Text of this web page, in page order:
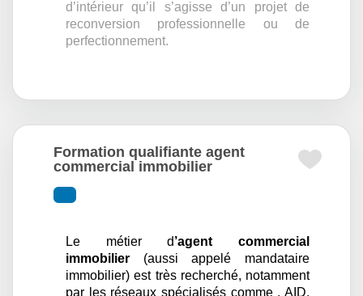
d’intérieur qu’il s’agisse d’un projet de
reconversion professionnelle ou de
perfectionnement.
Formation qualifiante agent
commercial immobilier
Le métier d’agent commercial
immobilier (aussi appelé mandataire
immobilier) est très recherché, notamment
par les réseaux spécialisés comme , AID,